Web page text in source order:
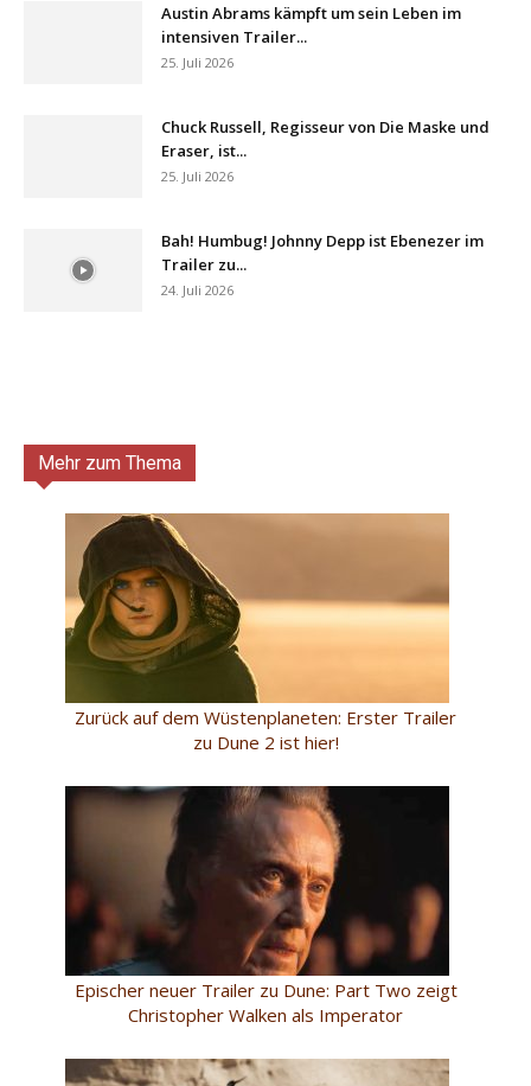
Austin Abrams kämpft um sein Leben im
intensiven Trailer...
25. Juli 2026
Chuck Russell, Regisseur von Die Maske und
Eraser, ist...
25. Juli 2026
Bah! Humbug! Johnny Depp ist Ebenezer im
Trailer zu...
24. Juli 2026
Mehr zum Thema
Zurück auf dem Wüstenplaneten: Erster Trailer
zu Dune 2 ist hier!
Epischer neuer Trailer zu Dune: Part Two zeigt
Christopher Walken als Imperator